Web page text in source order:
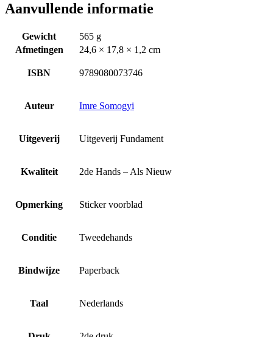
Aanvullende informatie
Gewicht
565 g
Afmetingen
24,6 × 17,8 × 1,2 cm
ISBN 9789080073746
Auteur Imre Somogyi
Uitgeverij Uitgeverij Fundament
Kwaliteit 2de Hands – Als Nieuw
Opmerking Sticker voorblad
Conditie Tweedehands
Bindwijze Paperback
Taal Nederlands